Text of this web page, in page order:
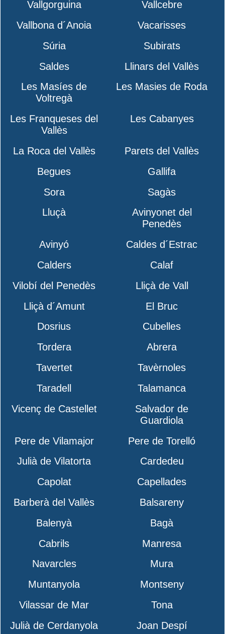
Vallgorguina
Vallcebre
Vallbona d´Anoia
Vacarisses
Súria
Subirats
Saldes
Llinars del Vallès
Les Masíes de
Voltregà
Les Masies de Roda
Les Franqueses del
Vallès
Les Cabanyes
La Roca del Vallès
Parets del Vallès
Begues
Gallifa
Sora
Sagàs
Lluçà
Avinyonet del
Penedès
Avinyó
Caldes d´Estrac
Calders
Calaf
Vilobí del Penedès
Lliçà de Vall
Lliçà d´Amunt
El Bruc
Dosrius
Cubelles
Tordera
Abrera
Tavertet
Tavèrnoles
Taradell
Talamanca
Vicenç de Castellet
Salvador de
Guardiola
Pere de Vilamajor
Pere de Torelló
Julià de Vilatorta
Cardedeu
Capolat
Capellades
Barberà del Vallès
Balsareny
Balenyà
Bagà
Cabrils
Manresa
Navarcles
Mura
Muntanyola
Montseny
Vilassar de Mar
Tona
Julià de Cerdanyola
Joan Despí